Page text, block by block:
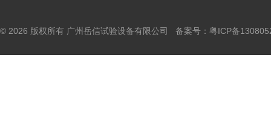
© 2026 版权所有 广州岳信试验设备有限公司 备案号： 粤ICP备